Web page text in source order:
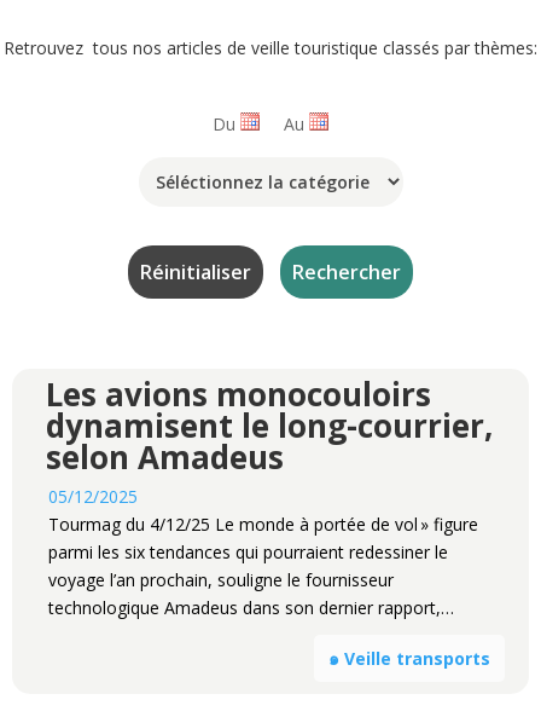
Retrouvez tous nos articles de veille touristique classés par thèmes:
Du Au
Les avions monocouloirs
dynamisent le long-courrier,
selon Amadeus
05/12/2025
Tourmag du 4/12/25 Le monde à portée de vol » figure
parmi les six tendances qui pourraient redessiner le
voyage l’an prochain, souligne le fournisseur
technologique Amadeus dans son dernier rapport,…
๑ Veille transports